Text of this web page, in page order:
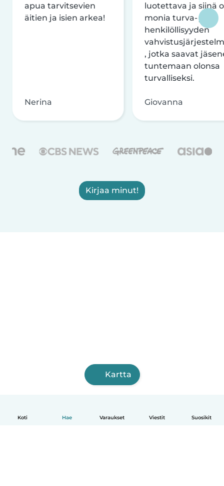
Koti Hae Varaukset Viestit Suosikit
apua tarvitsevien
äitien ja isien arkea!
Nerina
luotettava ja siinä
monia turva- ja
henkilöllisyyden
, jotka saavat
tuntemaan olonsa
turvalliseksi.
Giovanna
Kirjaa minut!
Kartta